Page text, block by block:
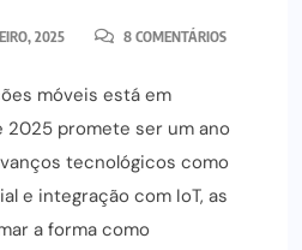
2025 8 COMENTÁRIOS
móveis está em
2025 promete ser um ano
tecnológicos como
e integração com IoT, as
a forma como